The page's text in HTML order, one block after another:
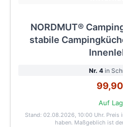
NORDMUT®
stabile
Nr. 4 in
Auf
Stand: 02.08.2026, 10:00 Uhr. Preis
haben. Maßgeblich ist